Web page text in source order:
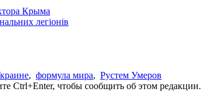
Крыма
легіонів
, формула мира, Рустем Умеров
Ctrl+Enter, чтобы сообщить об этом редакции.